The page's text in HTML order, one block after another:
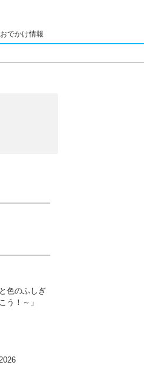
おでかけ情報
色のふしぎ
う！～」